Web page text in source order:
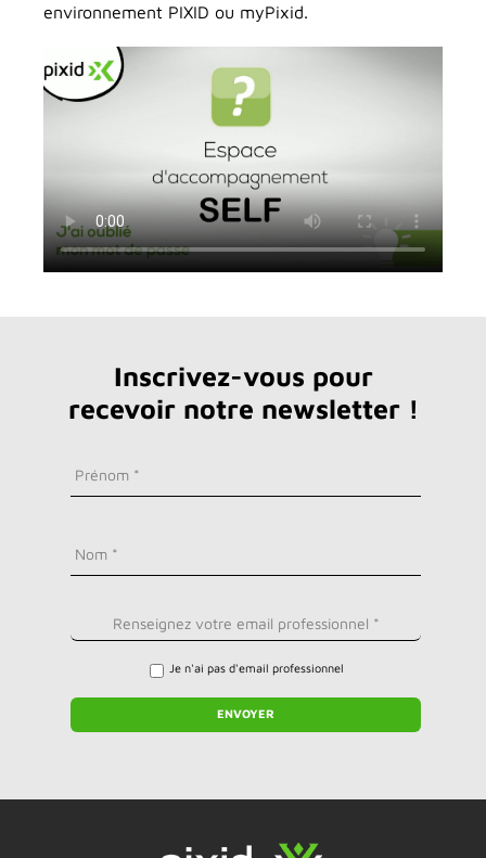
environnement PIXID ou myPixid.
Inscrivez-vous pour
recevoir notre newsletter !
Je n'ai pas d'email professionnel